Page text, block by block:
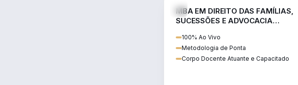
MBA EM DIREITO DAS FAMÍLIAS,
SUCESSÕES E ADVOCACIA
100% Ao Vivo
Metodologia de Ponta
Corpo Docente Atuante e Capacitado